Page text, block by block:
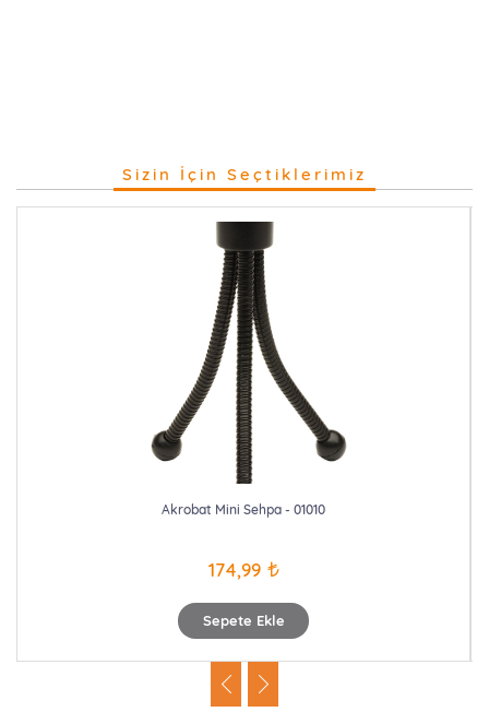
Sizin İçin Seçtiklerimiz
Sepete Ekle
Akrobat Mini Sehpa - 01010
174,99